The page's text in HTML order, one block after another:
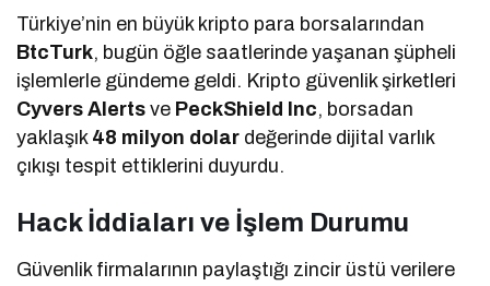
Türkiye’nin en büyük kripto para borsalarından
BtcTurk, bugün öğle saatlerinde yaşanan şüpheli
işlemlerle gündeme geldi. Kripto güvenlik şirketleri
Cyvers Alerts ve PeckShield Inc, borsadan
yaklaşık 48 milyon dolar değerinde dijital varlık
çıkışı tespit ettiklerini duyurdu.
Hack İddiaları ve İşlem Durumu
Güvenlik firmalarının paylaştığı zincir üstü verilere